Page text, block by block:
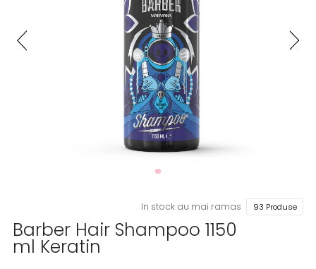
In stock au mai ramas 93 Produse
Barber Hair Shampoo 1150
ml Keratin